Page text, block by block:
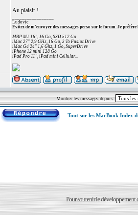
Au plaisir !
Ludovic
Evitez de m'envoyer des messages perso sur le forum. Je préfère
MBP M1 16", 16 Go, SSD 512 Go
iMac 27" 2,9 GHz, 16 Go, 3 To FusionDrive
iMac G4 24" 1,6 Ghz, 1 Go, SuperDrive
iPhone 12 mini 128 Go
iPad Pro 11", iPad mini Cellular...
Montrer les messages depuis:
Tout sur les MacBook Index
Pour soutenir le développement